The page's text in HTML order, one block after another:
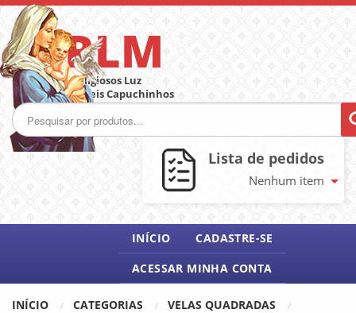
ARLM
Artigos Religiosos Luz
de Maria Freis Capuchinhos
Lista de pedidos
Nenhum item
INÍCIO
CADASTRE-SE
ACESSAR MINHA CONTA
INÍCIO CATEGORIAS
VELAS QUADRADAS